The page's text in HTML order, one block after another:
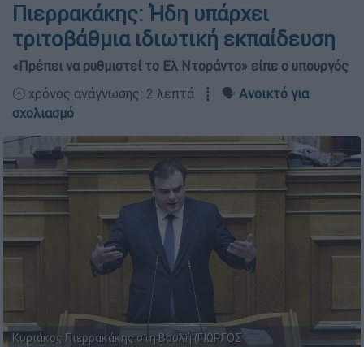
Πιερρακάκης: Ήδη υπάρχει
τριτοβάθμια ιδιωτική εκπαίδευση
«Πρέπει να ρυθμιστεί το Ελ Ντοράντο» είπε ο υπουργός
🕛 χρόνος ανάγνωσης: 2 λεπτά ┋ 🗣️ Ανοικτό για
σχολιασμό
Κυριάκος Πιερρακάκης στη Βουλή (ΓΙΩΡΓΟΣ